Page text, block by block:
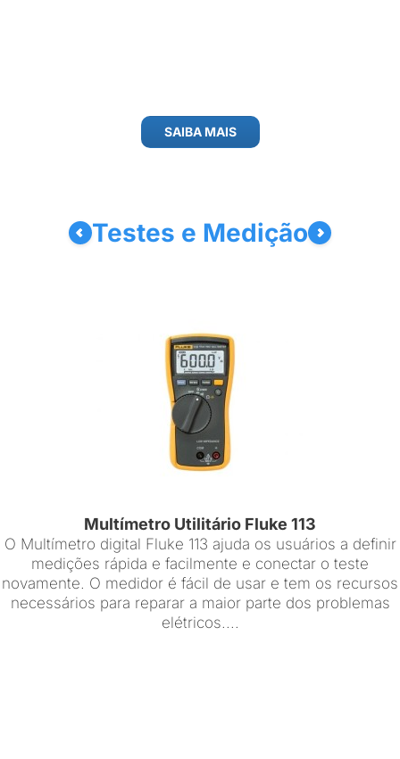
SAIBA MAIS
Testes e Medição
Multímetro Utilitário Fluke 113
O Multímetro digital Fluke 113 ajuda os usuários a definir
medições rápida e facilmente e conectar o teste
novamente. O medidor é fácil de usar e tem os recursos
necessários para reparar a maior parte dos problemas
elétricos....